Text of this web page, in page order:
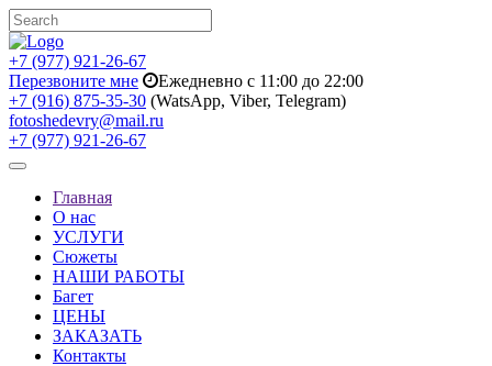
+7 (977) 921-26-67
Перезвоните мне
Ежедневно с 11:00 до 22:00
+7 (916) 875-35-30 (WatsApp, Viber, Telegram)
fotoshedevry@mail.ru
+7 (977) 921-26-67
Toggle
navigationГлавная
О нас
УСЛУГИ
Сюжеты
НАШИ РАБОТЫ
Багет
ЦЕНЫ
ЗАКАЗАТЬ
Контакты